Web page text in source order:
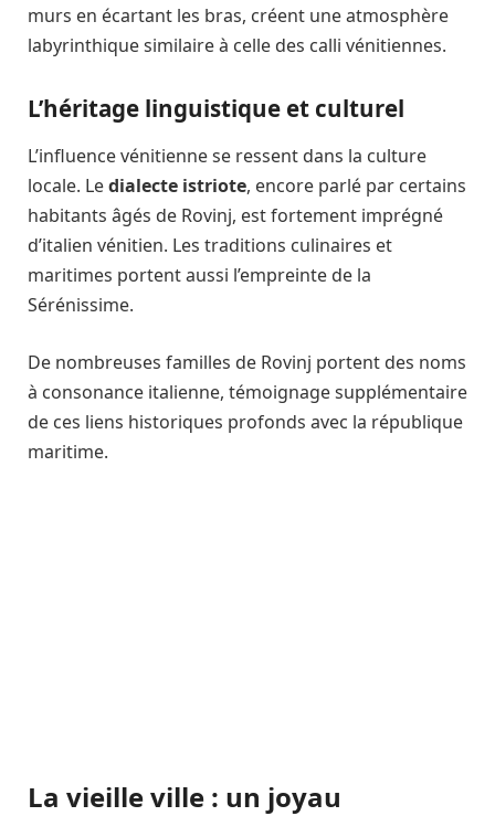
murs en écartant les bras, créent une atmosphère
labyrinthique similaire à celle des calli vénitiennes.
L’héritage linguistique et culturel
L’influence vénitienne se ressent dans la culture
locale. Ledialecte istriote, encore parlé par certains
habitants âgés de Rovinj, est fortement imprégné
d’italien vénitien. Les traditions culinaires et
maritimes portent aussi l’empreinte de la
Sérénissime.
De nombreuses familles de Rovinj portent des noms
à consonance italienne, témoignage supplémentaire
de ces liens historiques profonds avec la république
maritime.
La vieille ville : un joyau